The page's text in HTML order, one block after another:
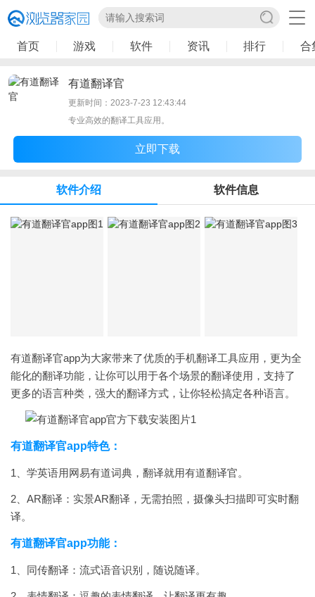
首页 游戏 软件 资讯 排行 合
有道翻译官
更新时间：2023-7-23 12:43:44
专业高效的翻译工具应用。
立即下载
软件介绍 软件信息
有道翻译官app为大家带来了优质的手机翻译工具应用，更为全
能化的翻译功能，让你可以用于各个场景的翻译使用，支持了
更多的语言种类，强大的翻译方式，让你轻松搞定各种语言。
有道翻译官app特色：
1、 学英语用网易有道词典，翻译就用有道翻译官。
2、AR翻译：实景AR翻译，无需拍照，摄像头扫描即可实时翻
译。
有道翻译官app功能：
1、同传翻译：流式语音识别，随说随译。